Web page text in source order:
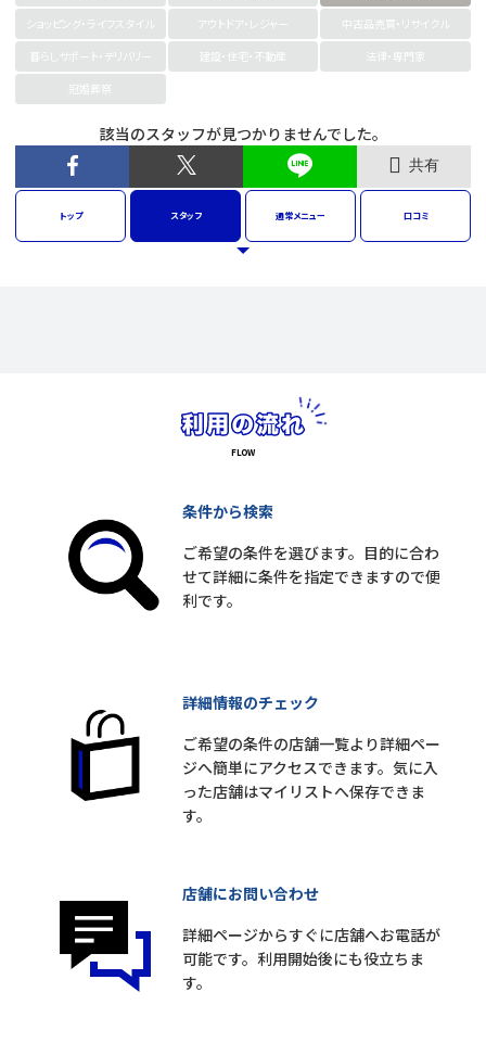
ショッピング・ライフスタイル
アウトドア・レジャー
中古品売買・リサイクル
暮らしサポート・デリバリー
建設・住宅・不動産
法律・専門家
冠婚葬祭
該当のスタッフが見つかりませんでした。
共有
トップ スタッフ 通常メニュー 口コミ
条件から検索
ご希望の条件を選びます。目的に合わ
せて詳細に条件を指定できますので便
利です。
詳細情報のチェック
ご希望の条件の店舗一覧より詳細ペー
ジへ簡単にアクセスできます。気に入
った店舗はマイリストへ保存できま
す。
店舗にお問い合わせ
詳細ページからすぐに店舗へお電話が
可能です。利用開始後にも役立ちま
す。